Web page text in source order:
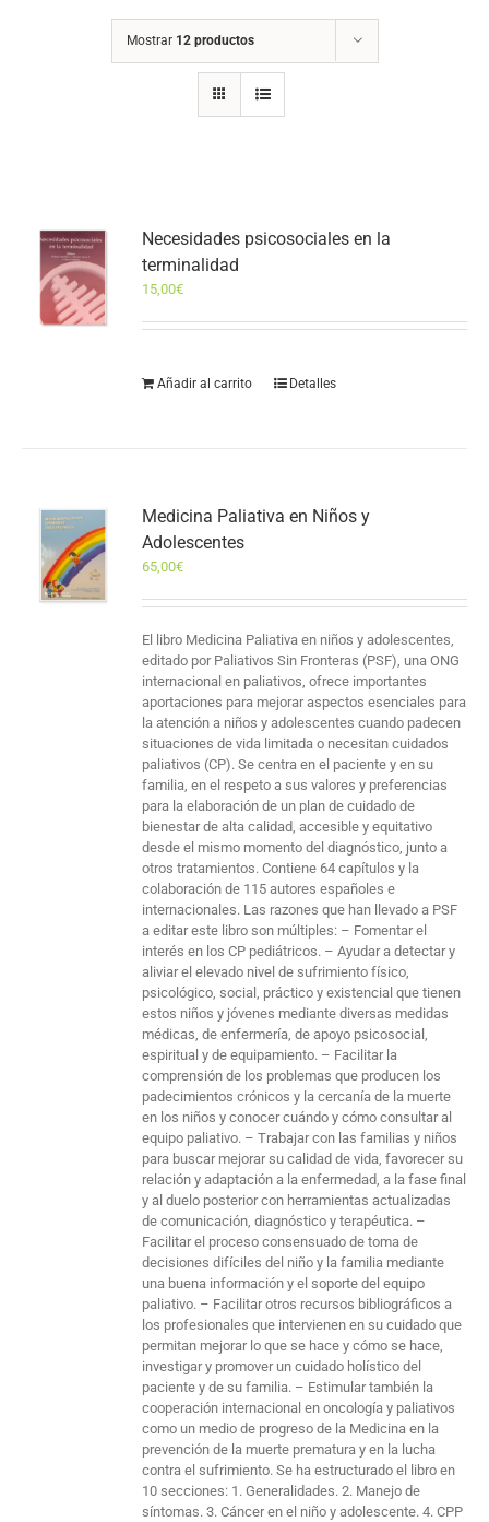
Mostrar 12 productos
Necesidades psicosociales en la
terminalidad
15,00€
Añadir al carrito Detalles
Medicina Paliativa en Niños y
Adolescentes
65,00€
El libro Medicina Paliativa en niños y adolescentes,
editado por Paliativos Sin Fronteras (PSF), una ONG
internacional en paliativos, ofrece importantes
aportaciones para mejorar aspectos esenciales para
la atención a niños y adolescentes cuando padecen
situaciones de vida limitada o necesitan cuidados
paliativos (CP). Se centra en el paciente y en su
familia, en el respeto a sus valores y preferencias
para la elaboración de un plan de cuidado de
bienestar de alta calidad, accesible y equitativo
desde el mismo momento del diagnóstico, junto a
otros tratamientos. Contiene 64 capítulos y la
colaboración de 115 autores españoles e
internacionales. Las razones que han llevado a PSF
a editar este libro son múltiples: – Fomentar el
interés en los CP pediátricos. – Ayudar a detectar y
aliviar el elevado nivel de sufrimiento físico,
psicológico, social, práctico y existencial que tienen
estos niños y jóvenes mediante diversas medidas
médicas, de enfermería, de apoyo psicosocial,
espiritual y de equipamiento. – Facilitar la
comprensión de los problemas que producen los
padecimientos crónicos y la cercanía de la muerte
en los niños y conocer cuándo y cómo consultar al
equipo paliativo. – Trabajar con las familias y niños
para buscar mejorar su calidad de vida, favorecer su
relación y adaptación a la enfermedad, a la fase final
y al duelo posterior con herramientas actualizadas
de comunicación, diagnóstico y terapéutica. –
Facilitar el proceso consensuado de toma de
decisiones difíciles del niño y la familia mediante
una buena información y el soporte del equipo
paliativo. – Facilitar otros recursos bibliográficos a
los profesionales que intervienen en su cuidado que
permitan mejorar lo que se hace y cómo se hace,
investigar y promover un cuidado holístico del
paciente y de su familia. – Estimular también la
cooperación internacional en oncología y paliativos
como un medio de progreso de la Medicina en la
prevención de la muerte prematura y en la lucha
contra el sufrimiento. Se ha estructurado el libro en
10 secciones: 1. Generalidades. 2. Manejo de
síntomas. 3. Cáncer en el niño y adolescente. 4. CPP